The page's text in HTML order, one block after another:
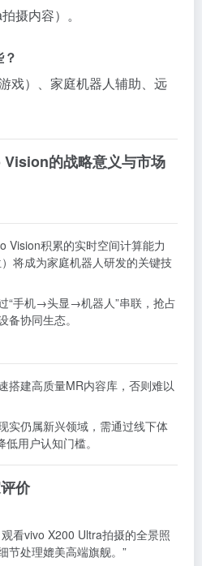
摄内容）。
戏）、家庭机器人辅助、远
的战略意义与市场
Vision积累的实时空间计算能力
）将成为家庭机器人研发的关键技
“手机→头显→机器人”串联，抢占
备协同生态。
搭建高质量MR内容库，否则难以
实仍属新兴领域，需通过线下体
用户认知门槛。
价
看vivo X200 Ultra拍摄的全景照
节处理媲美高端旗舰。”